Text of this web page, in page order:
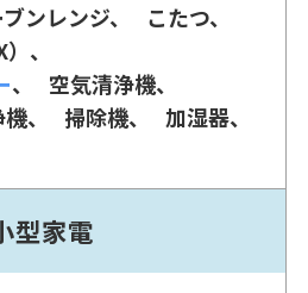
ンレンジ
こたつ
空気清浄機
機 掃除機
加湿器
型家電